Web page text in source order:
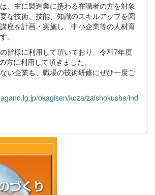
、主に製造業に携わる在職者の方を対象
な技術、技能、知識のスキルアップを図
座を計画・実施し、中小企業等の人材育
。
皆様に利用して頂いており、令和7年度
方に利用して頂きました。
い企業も、職場の技術研修にぜひ一度ご
okagisen/koza/zaishokusha/ind